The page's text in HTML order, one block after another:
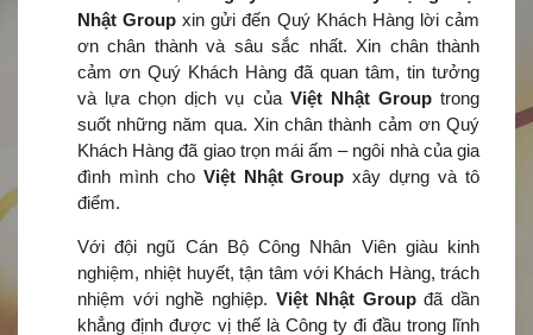
Nhật Group xin gửi đến Quý Khách Hàng lời cảm
ơn chân thành và sâu sắc nhất. Xin chân thành
cảm ơn Quý Khách Hàng đã quan tâm, tin tưởng
và lựa chọn dịch vụ của Việt Nhật Grouptrong
suốt những năm qua. Xin chân thành cảm ơn Quý
Khách Hàng đã giao trọn mái ấm – ngôi nhà của gia
đình mình cho Việt Nhật Group xây dựng và tô
điểm.
Với đội ngũ Cán Bộ Công Nhân Viên giàu kinh
nghiệm, nhiệt huyết, tận tâm với Khách Hàng, trách
nhiệm với nghề nghiệp. Việt Nhật Groupđã dần
khẳng định được vị thế là Công ty đi đầu trong lĩnh